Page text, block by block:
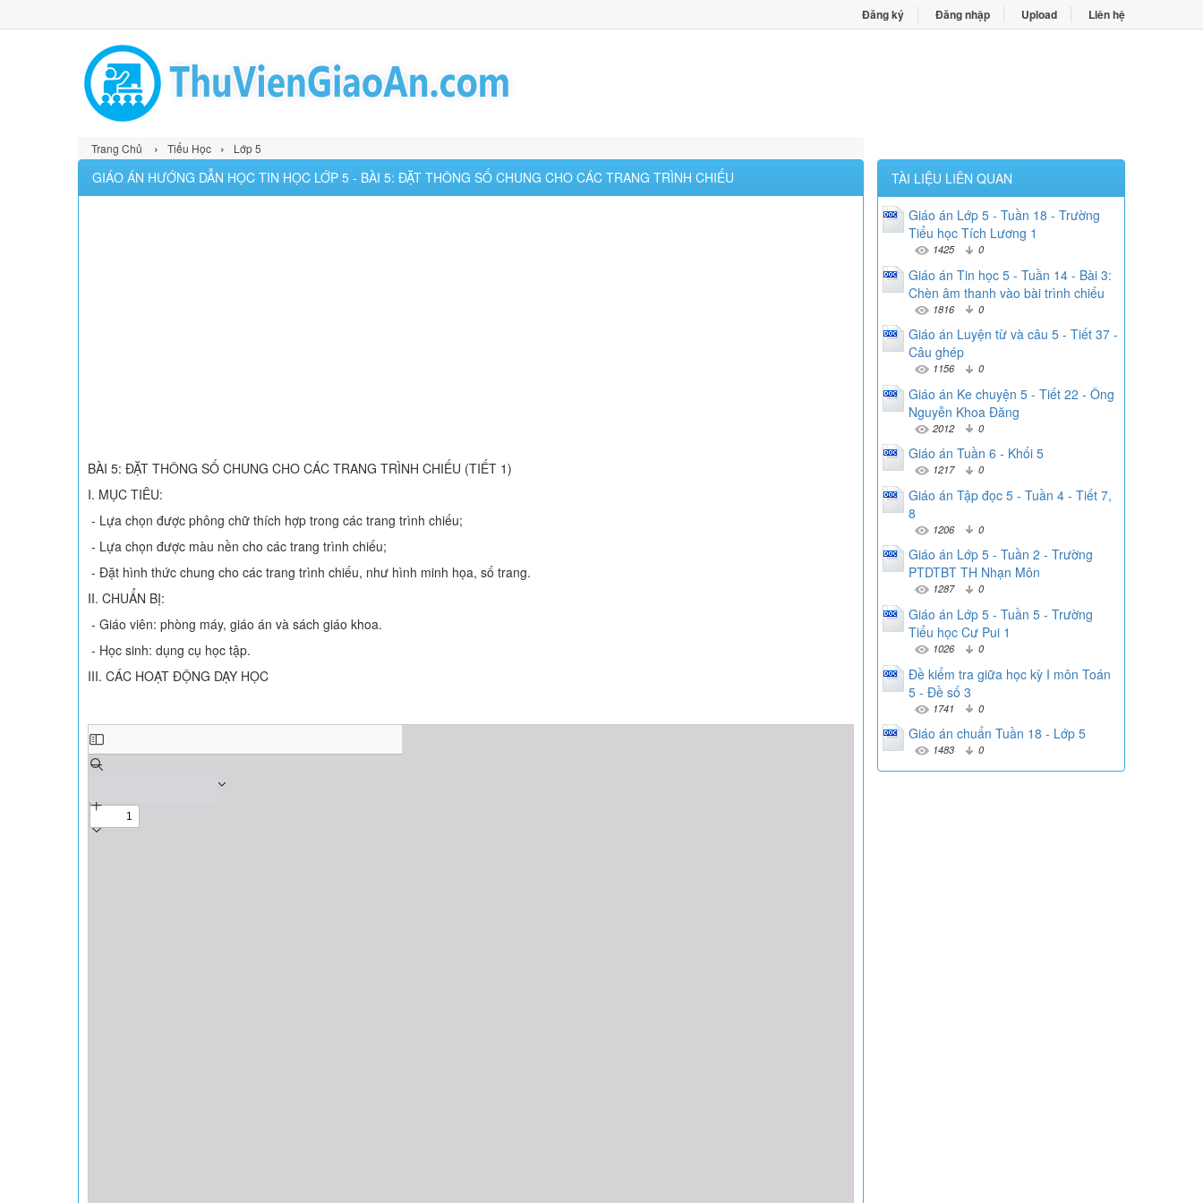
Đăng ký Đăng nhập Upload Liên hệ
Trang Chủ › Tiểu Học › Lớp 5
GIÁO ÁN HƯỚNG DẪN HỌC TIN HỌC LỚP 5 - BÀI 5: ĐẶT THÔNG SỐ CHUNG CHO CÁC TRANG TRÌNH CHIẾU
BÀI 5: ĐẶT THÔNG SỐ CHUNG CHO CÁC TRANG TRÌNH CHIẾU (TIẾT 1)
I. MỤC TIÊU:
- Lựa chọn được phông chữ thích hợp trong các trang trình chiếu;
- Lựa chọn được màu nền cho các trang trình chiếu;
- Đặt hình thức chung cho các trang trình chiếu, như hình minh họa, số trang.
II. CHUẨN BỊ:
- Giáo viên: phòng máy, giáo án và sách giáo khoa.
- Học sinh: dụng cụ học tập.
III. CÁC HOẠT ĐỘNG DẠY HỌC
TÀI LIỆU LIÊN QUAN
Giáo án Lớp 5 - Tuần 18 - Trường
Tiểu học Tích Lương 1
1425 0
Giáo án Tin học 5 - Tuần 14 - Bài 3:
Chèn âm thanh vào bài trình chiếu
1816 0
Giáo án Luyện từ và câu 5 - Tiết 37 -
Câu ghép
1156 0
Giáo án Ke chuyện 5 - Tiết 22 - Ông
Nguyễn Khoa Đăng
2012 0
Giáo án Tuần 6 - Khối 5
1217 0
Giáo án Tập đọc 5 - Tuần 4 - Tiết 7,
8
1206 0
Giáo án Lớp 5 - Tuần 2 - Trường
PTDTBT TH Nhạn Môn
1287 0
Giáo án Lớp 5 - Tuần 5 - Trường
Tiểu học Cư Pui 1
1026 0
Đề kiểm tra giữa học kỳ I môn Toán
5 - Đề số 3
1741 0
Giáo án chuẩn Tuần 18 - Lớp 5
1483 0